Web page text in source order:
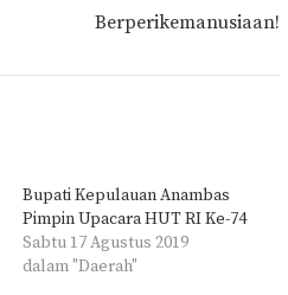
Berperikemanusiaan!
Bupati Kepulauan Anambas
Pimpin Upacara HUT RI Ke-74
Sabtu 17 Agustus 2019
dalam "Daerah"